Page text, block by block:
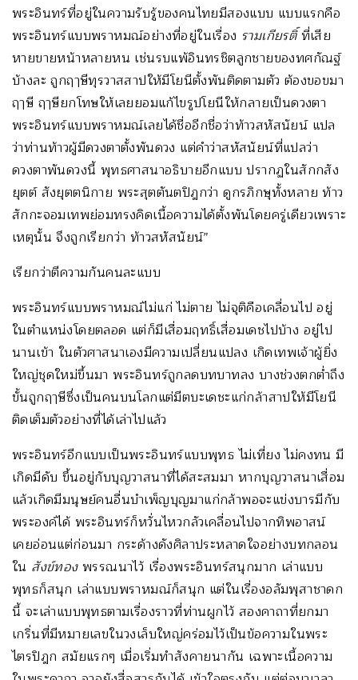
พระอินทร์ที่อยู่ในความรับรู้ของคนไทยมีสองแบบ แบบแรกคือ
พระอินทร์แบบพราหมณ์อย่างที่อยู่ในเรื่อง รามเกียรติ์ที่เสีย
หายขายหน้าหลายหน เช่นรบแพ้อินทรชิตลูกชายของทศกัณฐ์
บ้างละ ถูกฤๅษีทุรวาสสาปให้มีโยนีตั้งพันติดตามตัว ต้องขอขมา
ฤๅษี ฤๅษียกโทษให้เลยยอมแก้ไขรูปโยนีให้กลายเป็นดวงตา
พระอินทร์แบบพราหมณ์เลยได้ชื่ออีกชื่อว่าท้าวสหัสนัยน์ แปล
ว่าท่านท้าวผู้มีดวงตาตั้งพันดวง แต่คำว่าสหัสนัยน์ที่แปลว่า
ดวงตาพันดวงนี้ พุทธศาสนาอธิบายอีกแบบ ปรากฏในสักกสัง
ยุตต์ สังยุตตนิกาย พระสุตตันตปิฎกว่า ดูกรภิกษุทั้งหลาย ท้าว
สักกะจอมเทพย่อมทรงคิดเนื้อความได้ตั้งพันโดยครู่เดียวเพราะ
เหตุนั้น จึงถูกเรียกว่า ท้าวสหัสนัยน์”
เรียกว่าตีความกันคนละแบบ
พระอินทร์แบบพราหมณ์ไม่แก่ ไม่ตาย ไม่จุติคือเคลื่อนไป อยู่
ในตำแหน่งโดยตลอด แต่ก็มีเสื่อมฤทธิ์เสื่อมเดชไปบ้าง อยู่ไป
นานเข้า ในตัวศาสนาเองมีความเปลี่ยนแปลง เกิดเทพเจ้าผู้ยิ่ง
ใหญ่ชุดใหม่ขึ้นมา พระอินทร์ถูกลดบทบาทลง บางช่วงตกต่ำถึง
ขั้นถูกฤๅษีซึ่งเป็นคนบนโลกแต่มีตบะเดชะแก่กล้าสาปให้มีโยนี
ติดเต็มตัวอย่างที่ได้เล่าไปแล้ว
พระอินทร์อีกแบบเป็นพระอินทร์แบบพุทธ ไม่เที่ยง ไม่คงทน มี
เกิดมีดับ ขึ้นอยู่กับบุญวาสนาที่ได้สะสมมา หากบุญวาสนาเสื่อม
แล้วเกิดมีมนุษย์คนอื่นบำเพ็ญบุญมาแก่กล้าพอจะแข่งบารมีกับ
พระองค์ได้ พระอินทร์ก็หวั่นไหวกลัวเคลื่อนไปจากทิพอาสน์
เคยอ่อนแต่ก่อนมา กระด้างดังศิลาประหลาดใจอย่างบทกลอน
ใน สังข์ทองพรรณนาไว้ เรื่องพระอินทร์สนุกมาก เล่าแบบ
พุทธก็สนุก เล่าแบบพราหมณ์ก็สนุก แต่ในเรื่องอลัมพุสาชาดก
นี้ จะเล่าแบบพุทธตามเรื่องราวที่ท่านผูกไว้ สองคาถาที่ยกมา
เกริ่นที่มีหมายเลขในวงเล็บใหญ่คร่อมไว้เป็นข้อความในพระ
ไตรปิฎก สมัยแรกๆ เมื่อเริ่มทำสังคายนากัน เฉพาะเนื้อความ